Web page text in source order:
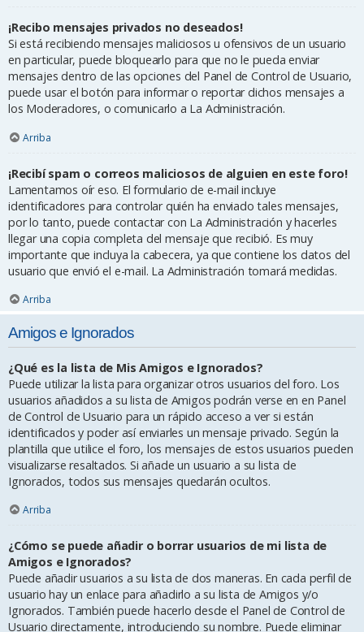
¡Recibo mensajes privados no deseados!
Si está recibiendo mensajes maliciosos u ofensivos de un usuario
en particular, puede bloquearlo para que no le pueda enviar
mensajes dentro de las opciones del Panel de Control de Usuario,
puede usar el botón para informar o reportar dichos mensajes a
los Moderadores, o comunicarlo a La Administración.
Arriba
¡Recibí spam o correos maliciosos de alguien en este foro!
Lamentamos oír eso. El formulario de e-mail incluye
identificadores para controlar quién ha enviado tales mensajes,
por lo tanto, puede contactar con La Administración y hacerles
llegar una copia completa del mensaje que recibió. Es muy
importante que incluya la cabecera, ya que contiene los datos del
usuario que envió el e-mail. La Administración tomará medidas.
Arriba
Amigos e Ignorados
¿Qué es la lista de Mis Amigos e Ignorados?
Puede utilizar la lista para organizar otros usuarios del foro. Los
usuarios añadidos a su lista de Amigos podrán verse en en Panel
de Control de Usuario para un rápido acceso a ver si están
identificados y poder así enviarles un mensaje privado. Según la
plantilla que utilice el foro, los mensajes de estos usuarios pueden
visualizarse resaltados. Si añade un usuario a su lista de
Ignorados, todos sus mensajes quedarán ocultos.
Arriba
¿Cómo se puede añadir o borrar usuarios de mi lista de
Amigos e Ignorados?
Puede añadir usuarios a su lista de dos maneras. En cada perfil de
usuario hay un enlace para añadirlo a su lista de Amigos y/o
Ignorados. También puede hacerlo desde el Panel de Control de
Usuario directamente, introduciendo su nombre. Puede eliminar